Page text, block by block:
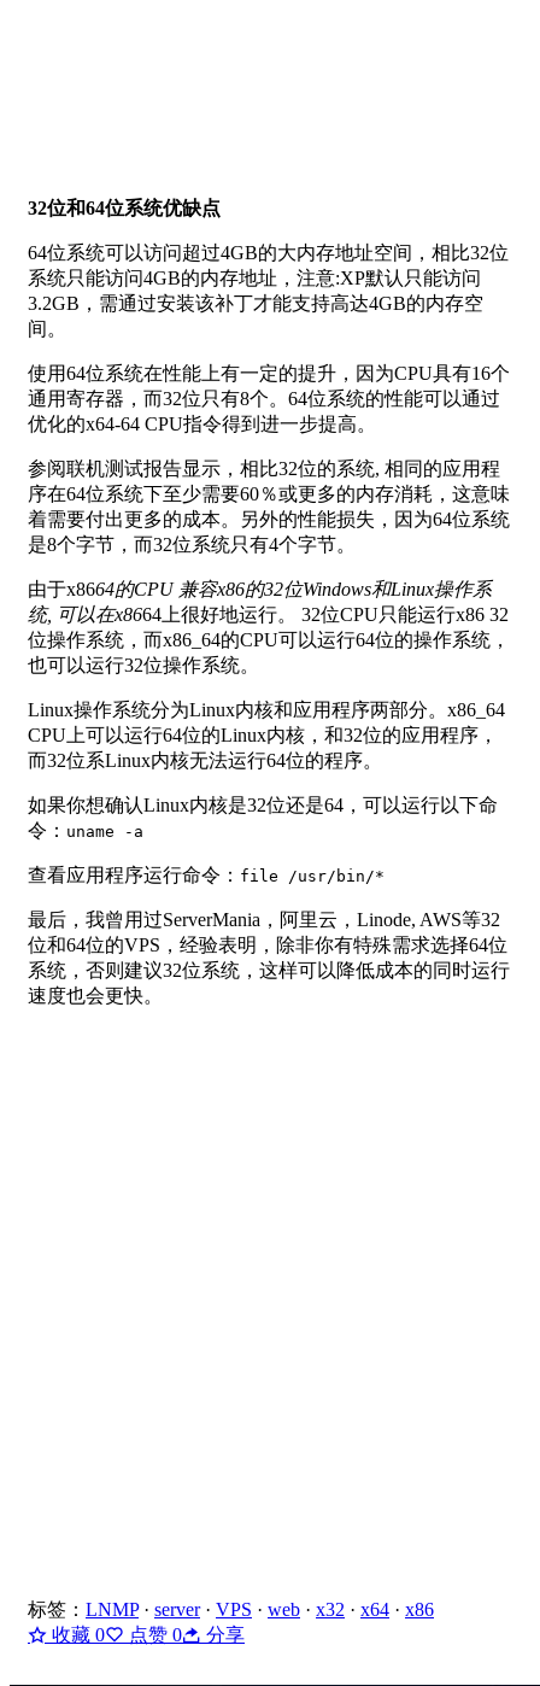
32位和64位系统优缺点
64位系统可以访问超过4GB的大内存地址空间，相比32位
系统只能访问4GB的内存地址，注意:XP默认只能访问
3.2GB，需通过安装该补丁才能支持高达4GB的内存空
间。
使用64位系统在性能上有一定的提升，因为CPU具有16个
通用寄存器，而32位只有8个。64位系统的性能可以通过
优化的x64-64 CPU指令得到进一步提高。
参阅联机测试报告显示，相比32位的系统, 相同的应用程
序在64位系统下至少需要60％或更多的内存消耗，这意味
着需要付出更多的成本。另外的性能损失，因为64位系统
是8个字节，而32位系统只有4个字节。
由于x8664的CPU 兼容x86的32位Windows和Linux操作系
统, 可以在x8664上很好地运行。 32位CPU只能运行x86 32
位操作系统，而x86_64的CPU可以运行64位的操作系统，
也可以运行32位操作系统。
Linux操作系统分为Linux内核和应用程序两部分。x86_64
CPU上可以运行64位的Linux内核，和32位的应用程序，
而32位系Linux内核无法运行64位的程序。
如果你想确认Linux内核是32位还是64，可以运行以下命
令： uname -a
查看应用程序运行命令： file /usr/bin/*
最后，我曾用过ServerMania，阿里云，Linode, AWS等32
位和64位的VPS，经验表明，除非你有特殊需求选择64位
系统，否则建议32位系统，这样可以降低成本的同时运行
速度也会更快。
标签： LNMP· server· VPS · web · x32 · x64 · x86
收藏 0 点赞 0 分享